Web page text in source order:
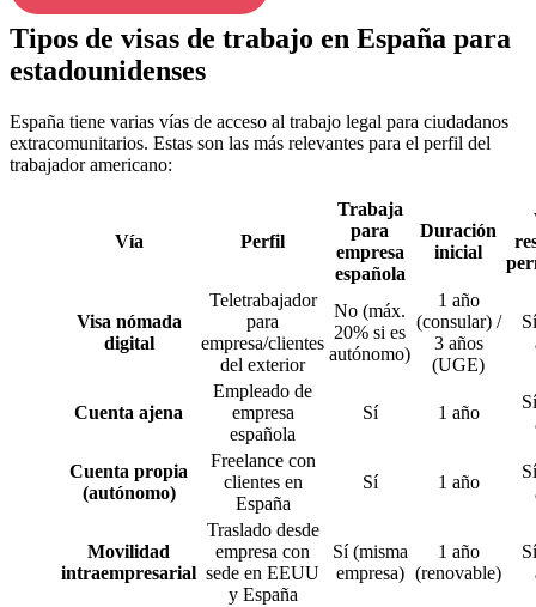
Tipos de visas de trabajo en España para
estadounidenses
España tiene varias vías de acceso al trabajo legal para ciudadanos
extracomunitarios. Estas son las más relevantes para el perfil del
trabajador americano:
Vía Perfil
Trabaja
para
empresa
española
Duración
inicial
Visa nómada
digital
Teletrabajador
para
empresa/clientes
del exterior
No (máx.
20% si es
autónomo)
1 año
(consular) /
3 años
(UGE)
Cuenta ajena
Empleado de
empresa
española
Sí 1 año
Cuenta propia
(autónomo)
Freelance con
clientes en
España
Sí 1 año
Movilidad
intraempresarial
Traslado desde
empresa con
sede en EEUU
y España
Sí (misma
empresa)
1 año
(renovable)